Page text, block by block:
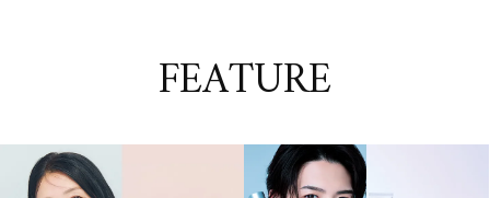
FEATURE